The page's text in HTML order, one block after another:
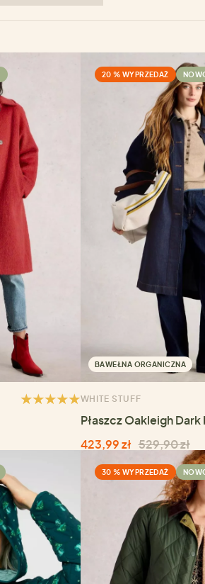
20 % WYPRZEDAŻ
BAWEŁNA ORGANICZNA
WHITE STUFF
Płaszcz Oakleigh Dark
423,99 zł 529,90 zł
30 % WYPRZEDAŻ